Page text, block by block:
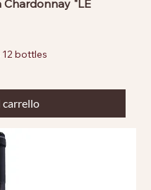
Chardonnay "LE
bottles
carrello